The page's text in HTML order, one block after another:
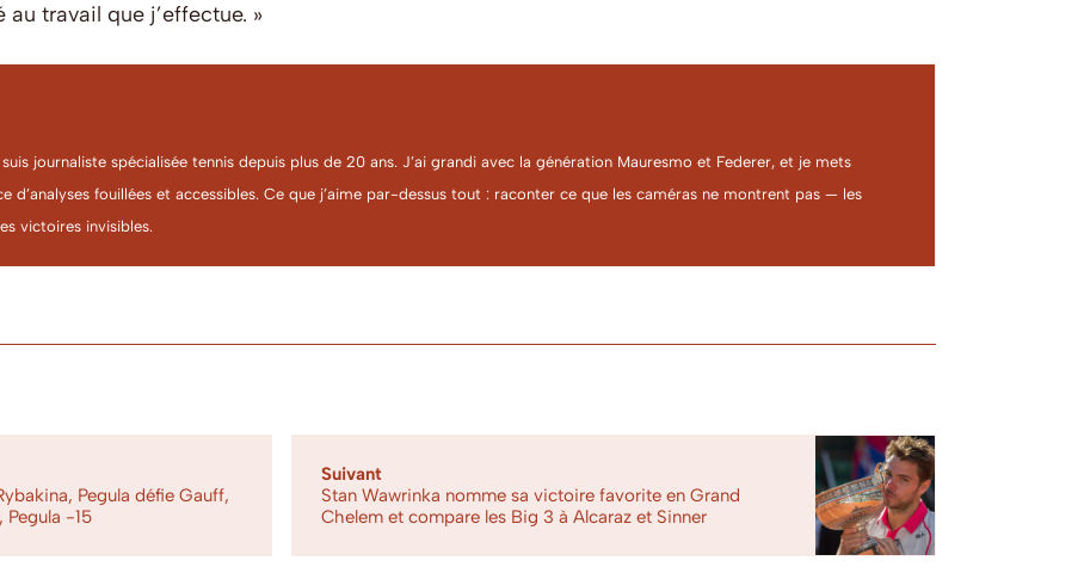
travail que j’effectue. »
journaliste spécialisée tennis depuis plus de 20 ans. J’ai grandi avec la génération Mauresmo et Federer, et je mets
d’analyses fouillées et accessibles. Ce que j’aime par-dessus tout : raconter ce que les caméras ne montrent pas — les
victoires invisibles.
Pegula défie Gauff,
Pegula -15
Suivant
Stan Wawrinka nomme sa victoire favorite en Grand
Chelem et compare les Big 3 à Alcaraz et Sinner